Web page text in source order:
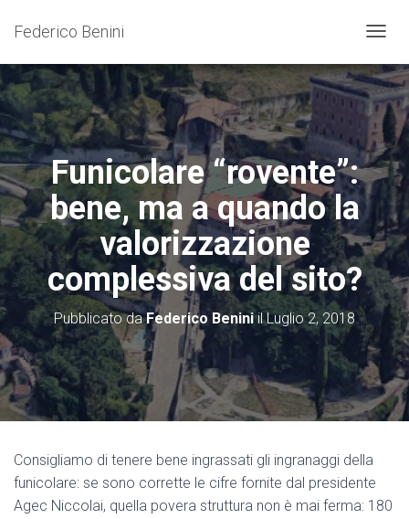
Federico Benini
A
V
I
G
A
Z
I
O
E
T
O
G
G
Funicolare “rovente”:
bene, ma a quando la
valorizzazione
complessiva del sito?
Pubblicato daFederico BeniniilLuglio 2, 2018
Consigliamo di tenere bene ingrassati gli ingranaggi della
funicolare: se sono corrette le cifre fornite dal presidente
Agec Niccolai, quella povera struttura non è mai ferma: 180